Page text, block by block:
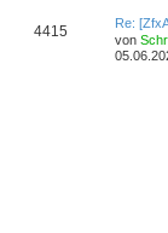
4415
Re:
von